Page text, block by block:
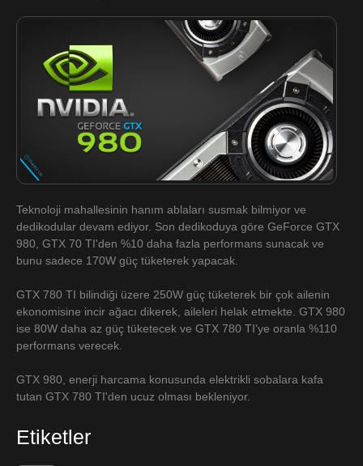
Teknoloji mahallesinin hanım ablaları susmak bilmiyor ve
dedikodular devam ediyor. Son dedikoduya göre GeForce GTX
980, GTX 70 TI'den %10 daha fazla performans sunacak ve
bunu sadece 170W güç tüketerek yapacak.
GTX 780 TI bilindiği üzere 250W güç tüketerek bir çok ailenin
ekonomisine incir ağacı dikerek, aileleri helak etmekte. GTX 980
ise 80W daha az güç tüketecek ve GTX 780 TI'ye oranla %110
performans verecek.
GTX 980, enerji harcama konusunda elektrikli sobalara kafa
tutan GTX 780 TI'den ucuz olması bekleniyor.
Etiketler